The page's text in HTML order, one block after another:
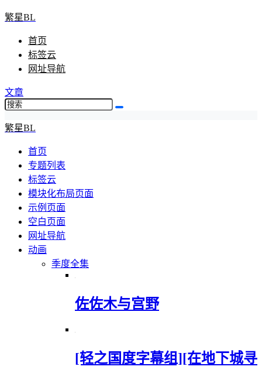
繁星BL
首页
标签云
网址导航
文章
繁星BL
首页
专题列表
标签云
模块化布局页面
示例页面
空白页面
网址导航
动画
季度全集
佐佐木与宫野
[轻之国度字幕组][在地下城寻